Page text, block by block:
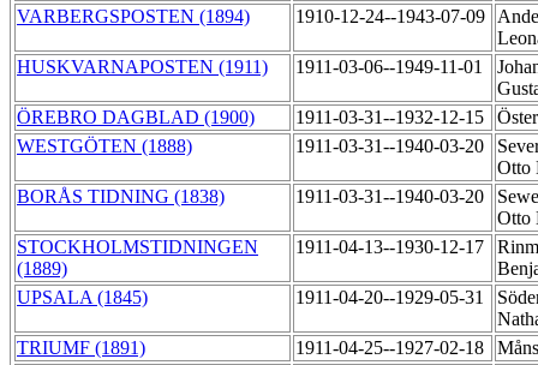
VARBERGSPOSTEN (1894) 1910-12-24--1943-07-09
HUSKVARNAPOSTEN (1911)
1911-03-06--1949-11-01
ÖREBRO DAGBLAD (1900)
1911-03-31--1932-12-15
WESTGÖTEN (1888)
1911-03-31--1940-03-20
Otto
BORÅS TIDNING (1838)
1911-03-31--1940-03-20
Otto
STOCKHOLMSTIDNINGEN
(1889)
1911-04-13--1930-12-17
UPSALA (1845)
1911-04-20--1929-05-31
TRIUMF (1891)
1911-04-25--1927-02-18